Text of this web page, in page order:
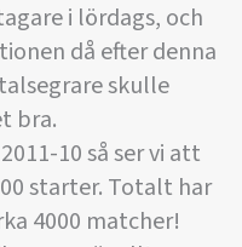
i lördags, och
då efter denna
skulle
bra.
10 så ser vi att
starter. Totalt har
4000 matcher!